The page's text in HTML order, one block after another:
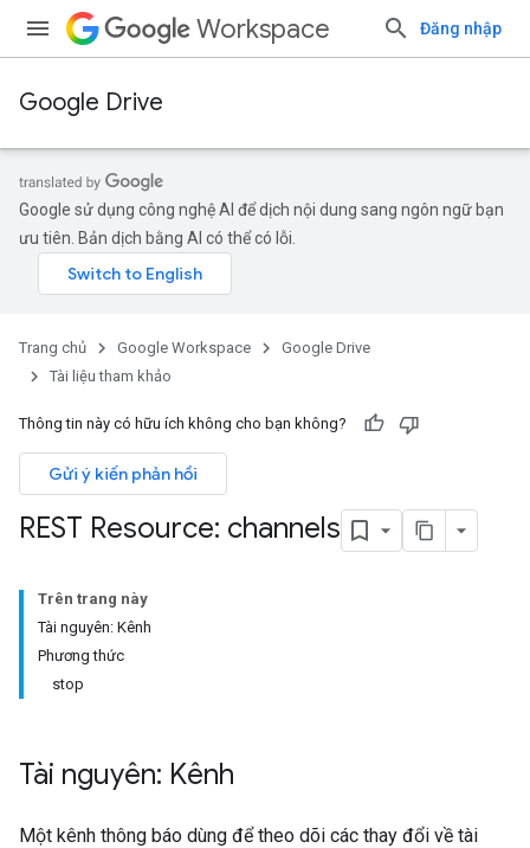
Workspace Đăng nhập
Google Drive
Google sử dụng công nghệ AI để dịch nội dung sang ngôn ngữ bạn
ưu tiên. Bản dịch bằng AI có thể có lỗi.
Trang chủ Google Workspace
Google Drive
Tài liệu tham khảo
Thông tin này có hữu ích không cho bạn không?
Gửi ý kiến phản hồi
REST Resource: channels
Trên trang này
Tài nguyên: Kênh
Phương thức
stop
Tài nguyên: Kênh
Một kênh thông báo dùng để theo dõi các thay đổi về tài